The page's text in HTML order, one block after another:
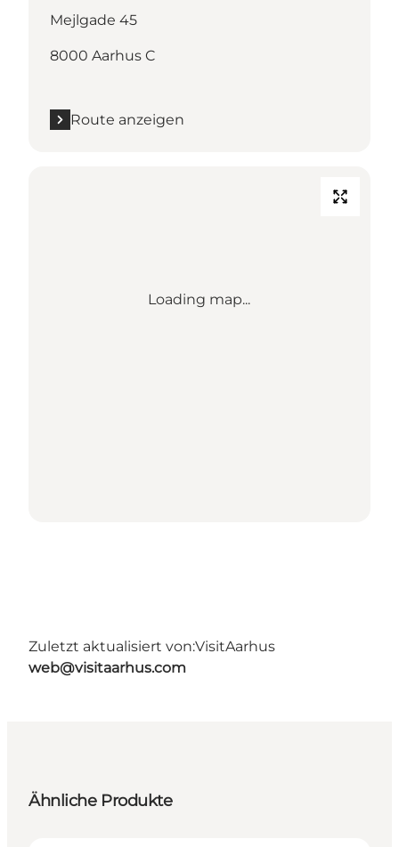
Mejlgade 45
8000 Aarhus C
Route anzeigen
Loading map...
Zuletzt aktualisiert von:VisitAarhus
web@visitaarhus.com
Ähnliche Produkte